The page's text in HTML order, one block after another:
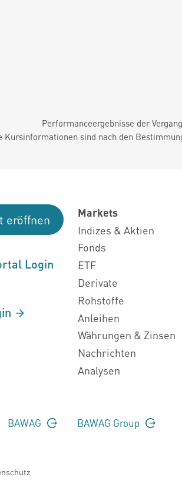
Performanceergebnisse der
Kursinformationen sind nach den
eröffnen
Login
Markets
Indizes & Aktien
Fonds
ETF
Derivate
Rohstoffe
Anleihen
Währungen & Zinsen
Nachrichten
Analysen
BAWAG BAWAG Group